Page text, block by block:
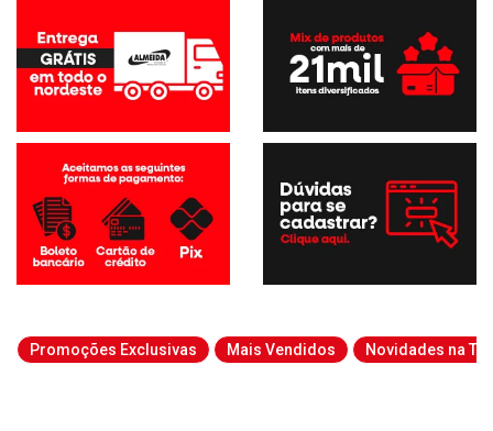
Promoções Exclusivas Mais Vendidos Novidades na